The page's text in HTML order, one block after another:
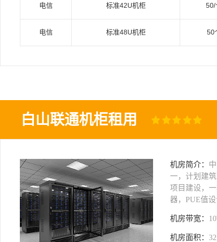
电信 标准42U机柜 50/
电信 标准48U机柜 50
白山联通机柜租用
机房简介：
一，计划建
项目建设，
器，PUE值
机房带宽：
机房面积：